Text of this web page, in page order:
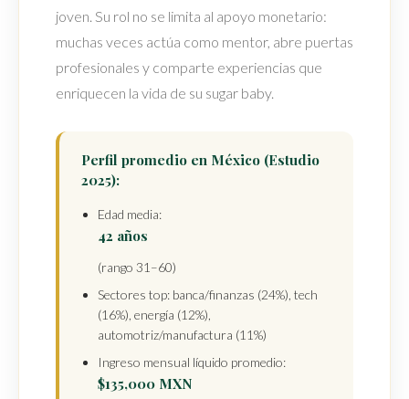
joven. Su rol no se limita al apoyo monetario:
muchas veces actúa como mentor, abre puertas
profesionales y comparte experiencias que
enriquecen la vida de su sugar baby.
Perfil promedio en México (Estudio
2025):
Edad media:
42 años
(rango 31–60)
Sectores top: banca/finanzas (24%), tech
(16%), energía (12%),
automotriz/manufactura (11%)
Ingreso mensual líquido promedio:
$135,000 MXN